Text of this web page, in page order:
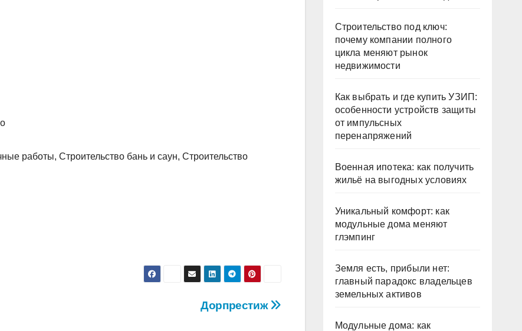
работы, Строительство бань и саун, Строительство
Дорпрестиж
Строительство под ключ:
почему компании полного
цикла меняют рынок
недвижимости
Как выбрать и где купить УЗИП:
особенности устройств защиты
от импульсных
перенапряжений
Военная ипотека: как получить
жильё на выгодных условиях
Уникальный комфорт: как
модульные дома меняют
глэмпинг
Земля есть, прибыли нет:
главный парадокс владельцев
земельных активов
Модульные дома: как